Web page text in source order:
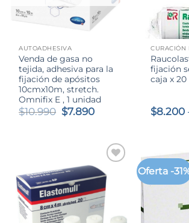
AUTOADHESIVA
Venda de gasa no
tejida, adhesiva para la
fijación de apósitos
10cmx10m, stretch.
Omnifix E , 1 unidad
$10.990 El
$7.890El
$7.890.
CURACIÓN
fijación
caja x
$8.200
Oferta -